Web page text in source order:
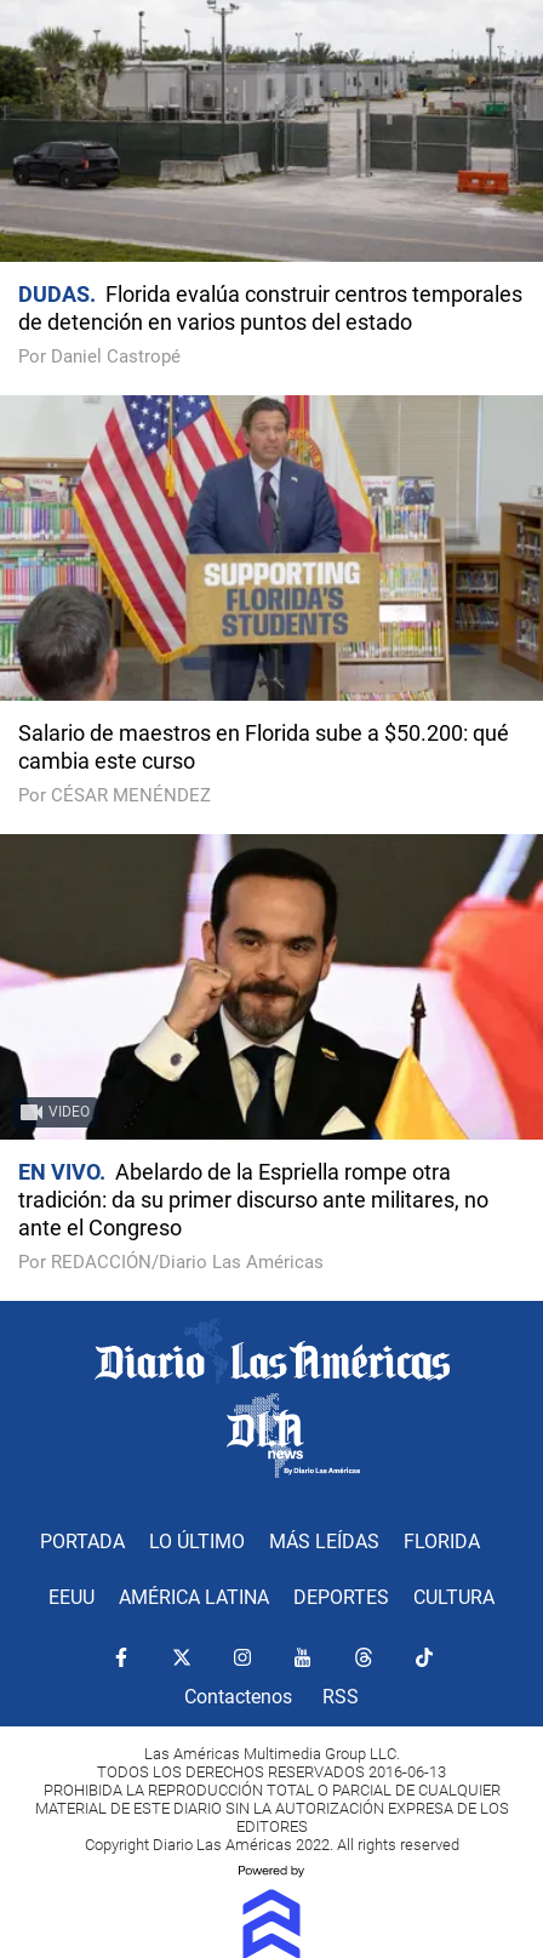
DUDAS
Florida evalúa construir centros temporales
de detención en varios puntos del estado
Por Daniel Castropé
Salario de maestros en Florida sube a $50.200: qué
cambia este curso
Por CÉSAR MENÉNDEZ
VIDEO
EN VIVO
Abelardo de la Espriella rompe otra
tradición: da su primer discurso ante militares, no
ante el Congreso
Por REDACCIÓN/Diario Las Américas
PORTADA LO ÚLTIMO MÁS LEÍDAS FLORIDA
EEUU AMÉRICA LATINA DEPORTES CULTURA
Contactenos RSS
Las Américas Multimedia Group LLC.
TODOS LOS DERECHOS RESERVADOS 2016-06-13
PROHIBIDA LA REPRODUCCIÓN TOTAL O PARCIAL DE CUALQUIER
MATERIAL DE ESTE DIARIO SIN LA AUTORIZACIÓN EXPRESA DE LOS
EDITORES
Copyright Diario Las Américas 2022. All rights reserved